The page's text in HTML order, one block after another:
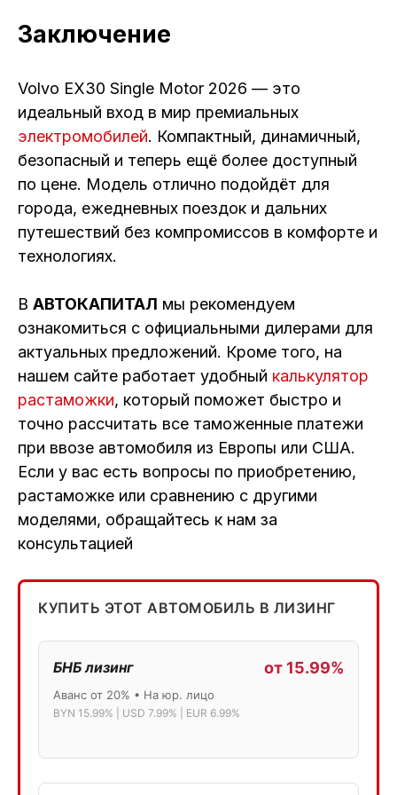
Заключение
Volvo EX30 Single Motor 2026 — это
идеальный вход в мир премиальных
электромобилей. Компактный, динамичный,
безопасный и теперь ещё более доступный
по цене. Модель отлично подойдёт для
города, ежедневных поездок и дальних
путешествий без компромиссов в комфорте и
технологиях.
В АВТОКАПИТАЛ мы рекомендуем
ознакомиться с официальными дилерами для
актуальных предложений. Кроме того, на
нашем сайте работает удобный калькулятор
растаможки, который поможет быстро и
точно рассчитать все таможенные платежи
при ввозе автомобиля из Европы или США.
Если у вас есть вопросы по приобретению,
растаможке или сравнению с другими
моделями, обращайтесь к нам за
консультацией
КУПИТЬ ЭТОТ АВТОМОБИЛЬ В ЛИЗИНГ
БНБ лизинг от 15.99%
Аванс от 20% • На юр. лицо
BYN 15.99% | USD 7.99% | EUR 6.99%